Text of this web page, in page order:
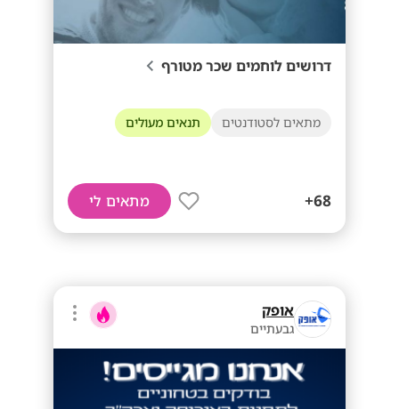
דרושים לוחמים שכר מטורף
מתאים לסטודנטים תנאים מעולים
68+ מתאים לי
אופק
גבעתיים